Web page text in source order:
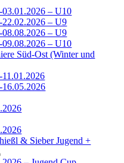
03.01.2026 – U10
22.02.2026 – U9
08.08.2026 – U9
09.08.2026 – U10
Süd-Ost (Winter und
11.01.2026
16.05.2026
& Sieber Jugend +